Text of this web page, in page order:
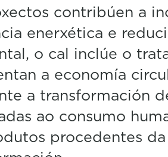
contribúen a
enerxética e
o cal inclúe o
a economía
a transformación
ao consumo
procedentes